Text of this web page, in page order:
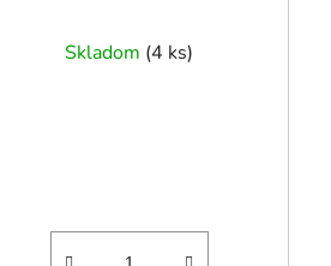
Skladom (4 ks)